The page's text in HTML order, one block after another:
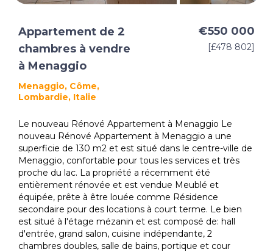
Appartement de 2
chambres à vendre
à Menaggio
Menaggio, Côme,
Lombardie, Italie
€550 000
[£478 802]
Le nouveau Rénové Appartement à Menaggio Le
nouveau Rénové Appartement à Menaggio a une
superficie de 130 m2 et est situé dans le centre-ville de
Menaggio, confortable pour tous les services et très
proche du lac. La propriété a récemment été
entièrement rénovée et est vendue Meublé et
équipée, prête à être louée comme Résidence
secondaire pour des locations à court terme. Le bien
est situé à l'étage mézanin et est composé de: hall
d'entrée, grand salon, cuisine indépendante, 2
chambres doubles, salle de bains, portique et cour